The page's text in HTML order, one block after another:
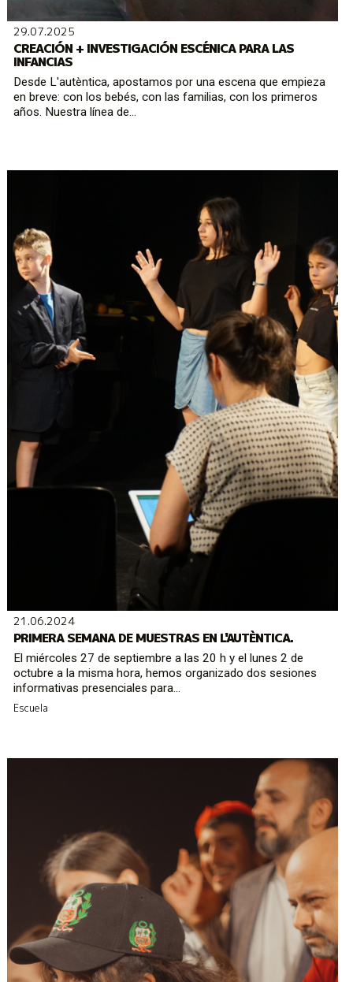
29.07.2025
CREACIÓN + INVESTIGACIÓN ESCÉNICA PARA LAS
INFANCIAS
Desde L'autèntica, apostamos por una escena que empieza
en breve: con los bebés, con las familias, con los primeros
años. Nuestra línea de...
21.06.2024
PRIMERA SEMANA DE MUESTRAS EN L'AUTÈNTICA.
El miércoles 27 de septiembre a las 20 h y el lunes 2 de
octubre a la misma hora, hemos organizado dos sesiones
informativas presenciales para...
Escuela